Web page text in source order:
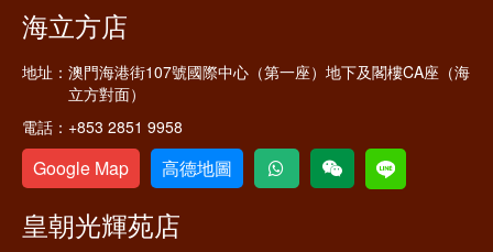
海立方店
地址： 澳門海港街107號國際中心（第一座）地下及閣樓CA座（海
立方對面）
電話： +853 2851 9958
Google Map 高德地圖
皇朝光輝苑店